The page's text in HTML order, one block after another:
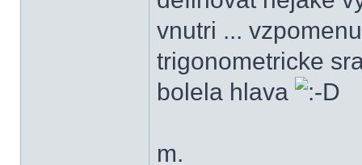
vnutri ...
trigonometricke
bolela hlava
m.